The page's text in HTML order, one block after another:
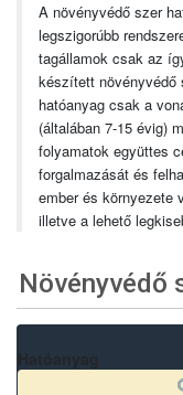
A növényvédő szer
legszigorúbb
tagállamok csak az
készített növényvédő
hatóanyag csak a
(általában 7-15 évig)
folyamatok együttes
forgalmazását és
ember és környezete
illetve a lehető
Növényvédő